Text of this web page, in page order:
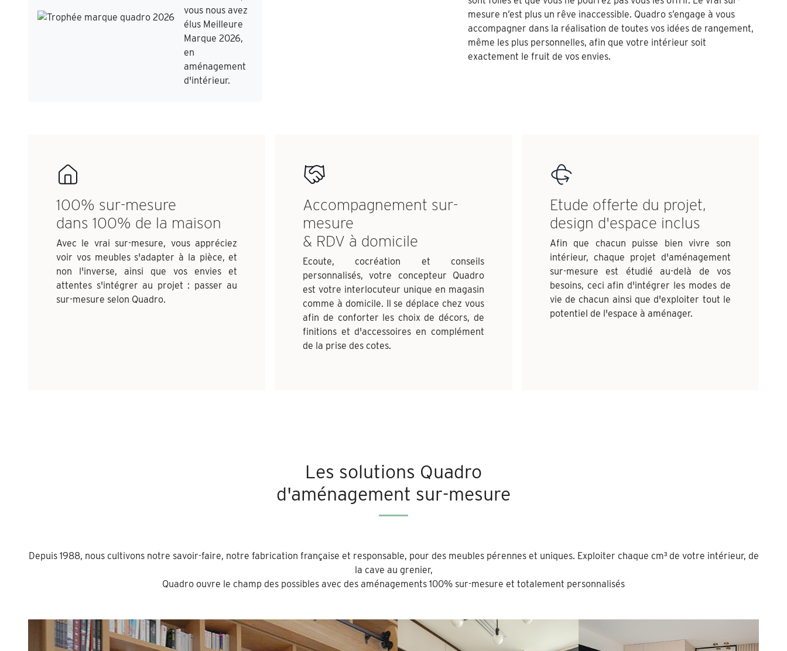
vous nous avez
élus Meilleure
Marque 2026,
en
aménagement
d'intérieur.
mesure n’est plus un rêve inaccessible. Quadro s’engage à vous
accompagner dans la réalisation de toutes vos idées de rangement,
même les plus personnelles, afin que votre intérieur soit
exactement le fruit de vos envies.
100% sur-mesure
dans 100% de la maison
Avec le vrai sur-mesure, vous appréciez
voir vos meubles s'adapter à la pièce, et
non l'inverse, ainsi que vos envies et
attentes s'intégrer au projet : passer au
sur-mesure selon Quadro.
Accompagnement sur-
mesure
& RDV à domicile
Ecoute, cocréation et conseils
personnalisés, votre concepteur Quadro
est votre interlocuteur unique en magasin
comme à domicile. Il se déplace chez vous
afin de conforter les choix de décors, de
finitions et d'accessoires en complément
de la prise des cotes.
Etude offerte du projet,
design d'espace inclus
Afin que chacun puisse bien vivre son
intérieur, chaque projet d'aménagement
sur-mesure est étudié au-delà de vos
besoins, ceci afin d'intégrer les modes de
vie de chacun ainsi que d'exploiter tout le
potentiel de l'espace à aménager.
Les solutions Quadro
d'aménagement sur-mesure
Depuis 1988, nous cultivons notre savoir-faire, notre fabrication française et responsable, pour des meubles pérennes et uniques. Exploiter chaque cm³ de votre intérieur, de
la cave au grenier,
Quadro ouvre le champ des possibles avec des aménagements 100% sur-mesure et totalement personnalisés